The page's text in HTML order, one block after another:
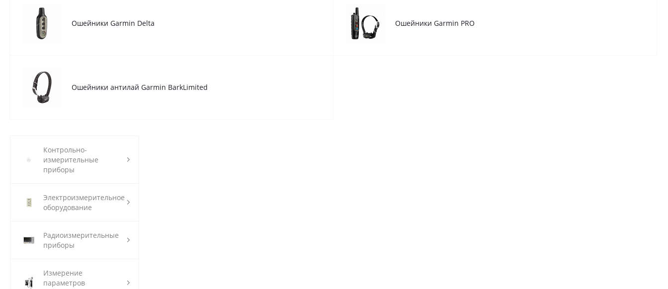
Ошейники Garmin Delta Ошейники Garmin PRO
Ошейники антилай Garmin BarkLimited
Контрольно-
измерительные
приборы
Электроизмерительное
оборудование
Радиоизмерительные
приборы
Измерение
параметров